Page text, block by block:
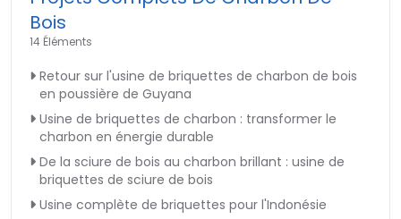
Bois
14 Éléments
Retour sur l'usine de briquettes de charbon de bois
en poussière de Guyana
Usine de briquettes de charbon : transformer le
charbon en énergie durable
De la sciure de bois au charbon brillant : usine de
briquettes de sciure de bois
Usine complète de briquettes pour l'Indonésie